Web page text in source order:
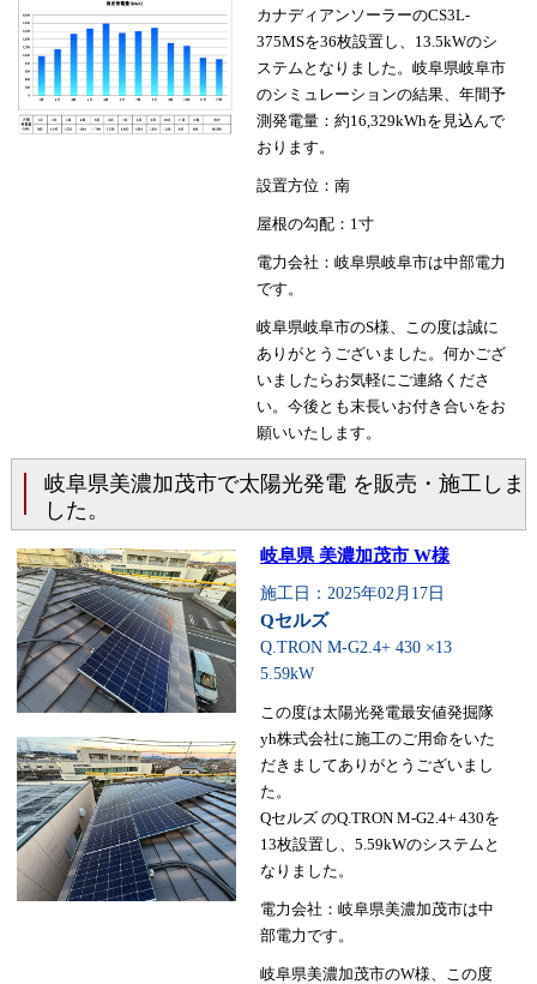
カナディアンソーラーのCS3L-
375MSを36枚設置し、13.5kWのシ
ステムとなりました。岐阜県岐阜市
のシミュレーションの結果、年間予
測発電量：約16,329kWhを見込んで
おります。
設置方位：南
屋根の勾配：1寸
電力会社：岐阜県岐阜市は中部電力
です。
岐阜県岐阜市のS様、この度は誠に
ありがとうございました。何かござ
いましたらお気軽にご連絡くださ
い。今後とも末長いお付き合いをお
願いいたします。
岐阜県美濃加茂市で太陽光発電 を販売・施工しま
した。
岐阜県 美濃加茂市 W様
施工日：2025年02月17日
Qセルズ
Q.TRON M-G2.4+ 430 ×13
5.59kW
この度は太陽光発電最安値発掘隊
yh株式会社に施工のご用命をいた
だきましてありがとうございまし
た。
Qセルズ のQ.TRON M-G2.4+ 430を
13枚設置し、5.59kWのシステムと
なりました。
電力会社：岐阜県美濃加茂市は中
部電力です。
岐阜県美濃加茂市のW様、この度